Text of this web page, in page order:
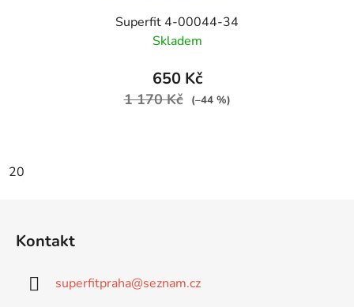
Superfit 4-00044-34
Skladem
650 Kč
1 170 Kč (–44 %)
20
Kontakt
superfitpraha@seznam.cz